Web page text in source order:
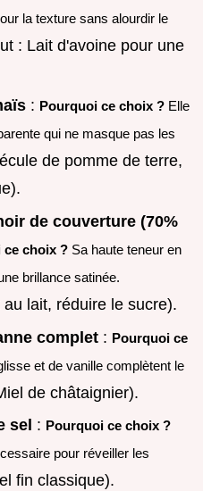
la texture sans alourdir le
: Lait d'avoine pour une
: Pourquoi ce choix ? Elle
qui ne masque pas les
de pomme de terre,
de couverture (70%
ce choix ? Sa haute teneur en
brillance satinée.
lait, réduire le sucre).
complet : Pourquoi ce
et de vanille complètent le
de châtaignier).
sel : Pourquoi ce choix ?
pour réveiller les
fin classique).